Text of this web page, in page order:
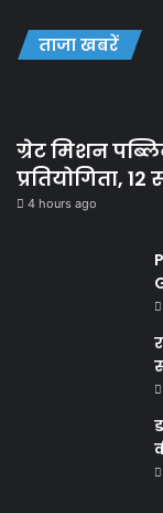
ताजा खबरें
ग्रेट मिशन
प्रतियोगिता,
4 hours ago